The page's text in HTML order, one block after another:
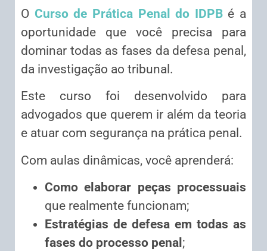
O Curso de Prática Penal do IDPBé a
oportunidade que você precisa para
dominar todas as fases da defesa penal,
da investigação ao tribunal.
Este curso foi desenvolvido para
advogados que querem ir além da teoria
e atuar com segurança na prática penal.
Com aulas dinâmicas, você aprenderá:
Como elaborar peças processuais
que realmente funcionam;
Estratégias de defesa em todas as
fases do processo penal ;